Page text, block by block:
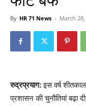
By HR 71 News - March
रुद्रप्रयाग:इस वर्ष
प्रशासन की चुनौतियां बढ़ा